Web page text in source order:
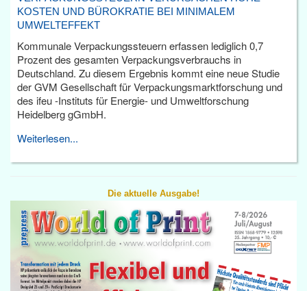
KOSTEN UND BÜROKRATIE BEI MINIMALEM
UMWELTEFFEKT
Kommunale Verpackungssteuern erfassen lediglich 0,7
Prozent des gesamten Verpackungsverbrauchs in
Deutschland. Zu diesem Ergebnis kommt eine neue Studie
der GVM Gesellschaft für Verpackungsmarktforschung und
des ifeu -Instituts für Energie- und Umweltforschung
Heidelberg gGmbH.
Weiterlesen...
Die aktuelle Ausgabe!